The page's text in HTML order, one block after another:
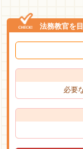
法務教官を
必要